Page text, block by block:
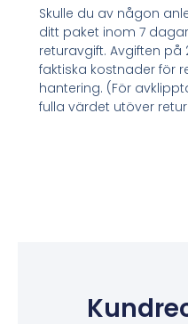
Skulle du av någon
ditt paket inom 7
returavgift. Avgiften
faktiska kostnader för
hantering. (För
fulla värdet utöver